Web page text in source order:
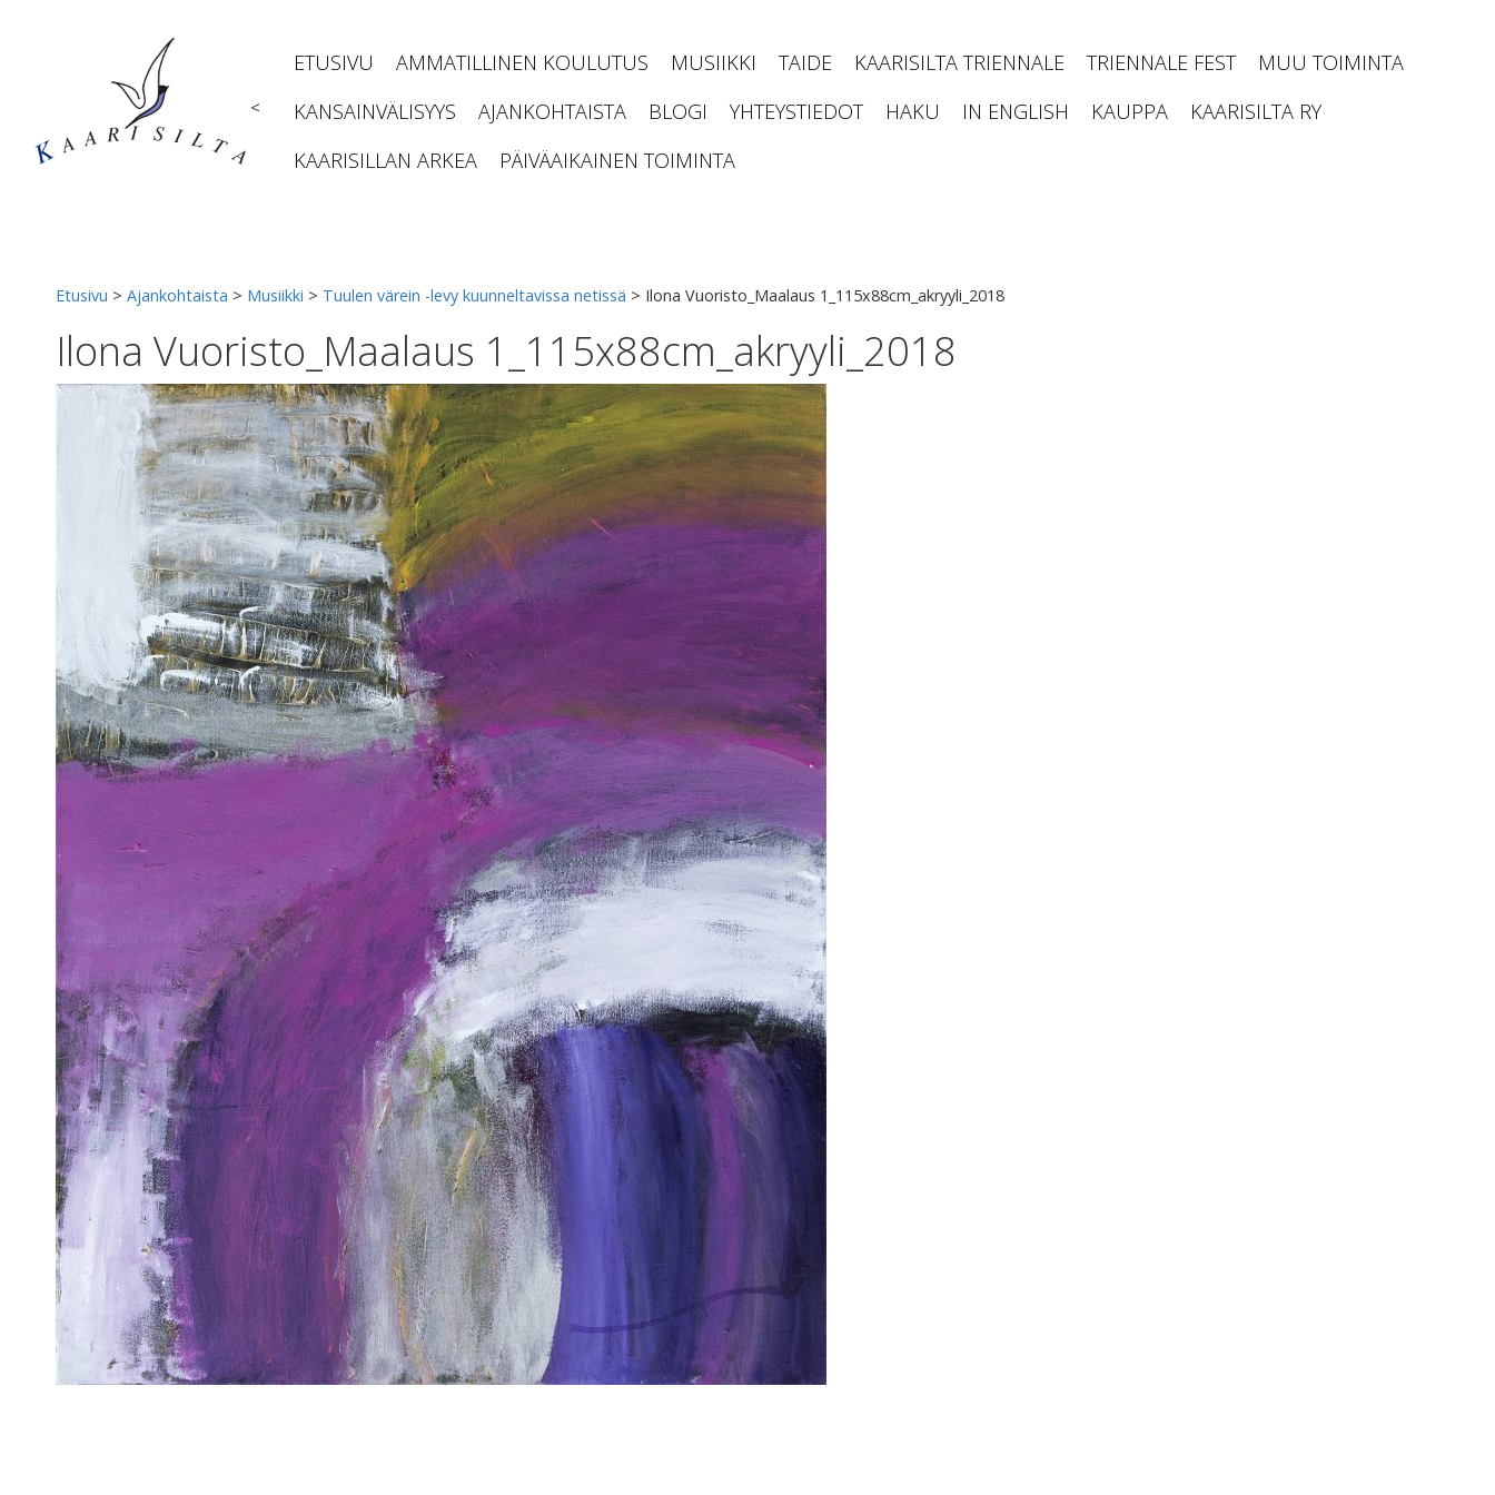
<
ETUSIVU AMMATILLINEN KOULUTUS MUSIIKKI TAIDE KAARISILTA TRIENNALE TRIENNALE FEST
MUU TOIMINTA
KANSAINVÄLISYYS
AJANKOHTAISTA BLOGI YHTEYSTIEDOT HAKU IN ENGLISH KAUPPA
KAARISILTA RY
KAARISILLAN ARKEA
PÄIVÄAIKAINEN TOIMINTA
Etusivu > Ajankohtaista > Musiikki > Tuulen värein -levy kuunneltavissa netissä > Ilona Vuoristo_Maalaus 1_115x88cm_akryyli_2018
Ilona Vuoristo_Maalaus 1_115x88cm_akryyli_2018